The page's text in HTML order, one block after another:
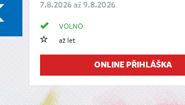
7.8.2026 až 9.8.2026
VOLNO
až let
ONLINE PŘIHLÁŠKA
PŘEDCHOZÍ